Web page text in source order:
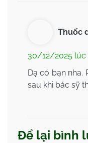
Thuốc
30/12/2025 lúc
Dạ có bạn nha.
sau khi bác sỹ
Để lại bình